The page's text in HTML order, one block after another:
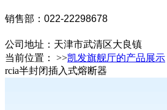
销售部：022-22298678
公司地址： 天津市武清区大良镇
当前位置： >>凯发旗舰厅的产品展示
rcia半封闭插入式熔断器